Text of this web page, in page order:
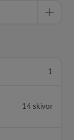
1
14 skivor